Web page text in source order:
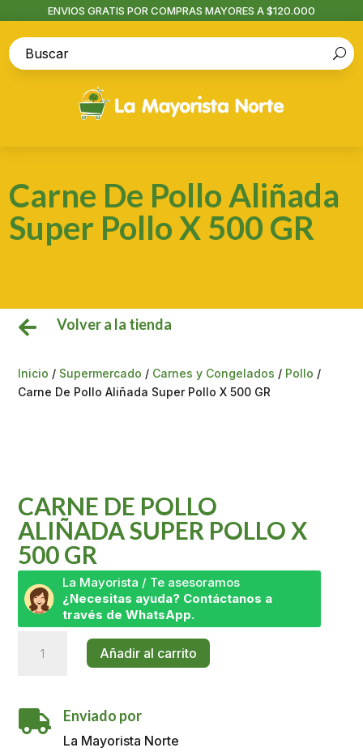
ENVIOS GRATIS POR COMPRAS MAYORES A $120.000
Carne De Pollo Aliñada
Super Pollo X 500 GR
 Volver a la tienda
Inicio / Supermercado / Carnes y Congelados / Pollo /
Carne De Pollo Aliñada Super Pollo X 500 GR
CARNE DE POLLO
ALIÑADA SUPER POLLO X
500 GR
La Mayorista / Te asesoramos
¿Necesitas ayuda? Contáctanos a
través de WhatsApp.
Super
Pollo
Añadir al carrito
 Enviado por
La Mayorista Norte